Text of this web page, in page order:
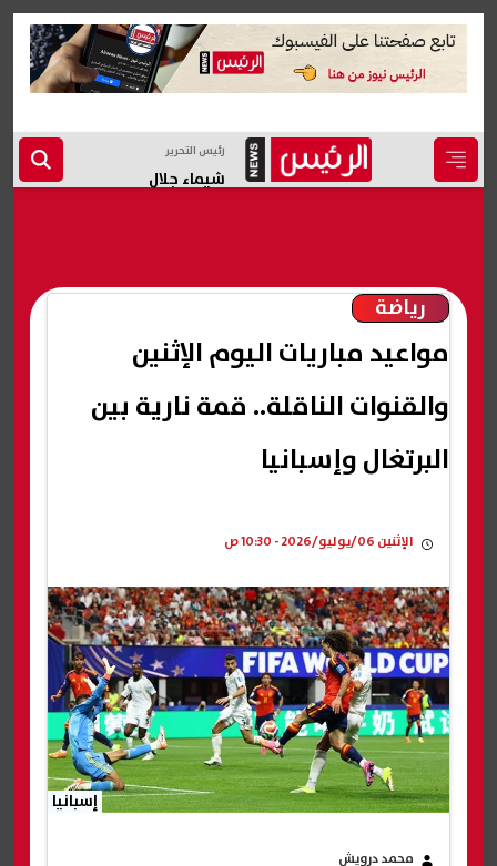
رئيس التحرير
شيماء جلال
رياضة
مواعيد مباريات اليوم الإثنين
والقنوات الناقلة.. قمة نارية بين
البرتغال وإسبانيا
الإثنين 06/يوليو/2026 - 10:30 ص
إسبانيا
محمد درويش